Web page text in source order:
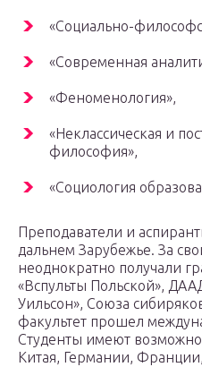
«Социально-
«Современная
«Феноменология»,
«Неклассическая и
философия»,
«Социология
Преподаватели и
дальнем Зарубежье. За
неоднократно получали
«Вспульты Польской»,
Уильсон», Союза
факультет прошел
Студенты имеют
Китая, Германии,